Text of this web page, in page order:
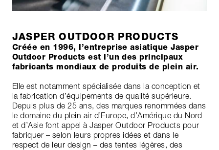
JASPER OUTDOOR PRODUCTS
Créée en 1996, l’entreprise asiatique Jasper
Outdoor Products est l’un des principaux
fabricants mondiaux de produits de plein air.
Elle est notamment spécialisée dans la conception et
la fabrication d’équipements de qualité supérieure.
Depuis plus de 25 ans, des marques renommées dans
le domaine du plein air d’Europe, d’Amérique du Nord
et d’Asie font appel à Jasper Outdoor Products pour
fabriquer – selon leurs propres idées et dans le
respect de leur design – des tentes légères, des